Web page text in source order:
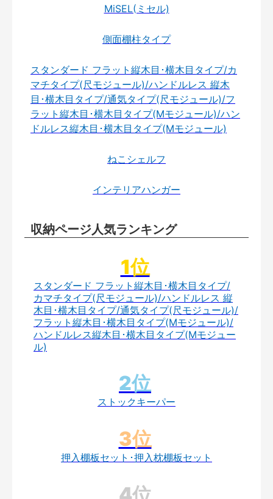
MiSEL(ミセル)
側面棚柱タイプ
スタンダード フラット縦木目･横木目タイプ/カ
マチタイプ(尺モジュール)/ハンドルレス 縦木
目･横木目タイプ/通気タイプ(尺モジュール)/フ
ラット縦木目･横木目タイプ(Mモジュール)/ハン
ドルレス縦木目･横木目タイプ(Mモジュール)
ねこシェルフ
インテリアハンガー
収納ページ人気ランキング
スタンダード フラット縦木目･横木目タイプ/
カマチタイプ(尺モジュール)/ハンドルレス 縦
木目･横木目タイプ/通気タイプ(尺モジュール)/
フラット縦木目･横木目タイプ(Mモジュール)/
ハンドルレス縦木目･横木目タイプ(Mモジュー
ル)
ストックキーパー
押入棚板セット･押入枕棚板セット